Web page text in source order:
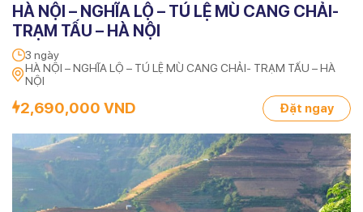
HÀ NỘI – NGHĨA LỘ – TÚ LỆ MÙ CANG CHẢI-
TRẠM TẤU – HÀ NỘI
3 ngày
HÀ NỘI – NGHĨA LỘ – TÚ LỆ MÙ CANG CHẢI- TRẠM TẤU – HÀ
NỘI
2,690,000 VND Đặt ngay